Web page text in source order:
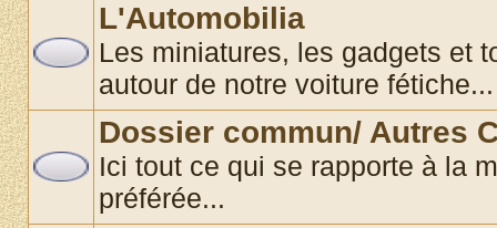
L'Automobilia
Les miniatures, les gadgets et
autour de notre voiture fétiche...
Dossier commun/ Autres
Ici tout ce qui se rapporte à la
préférée...